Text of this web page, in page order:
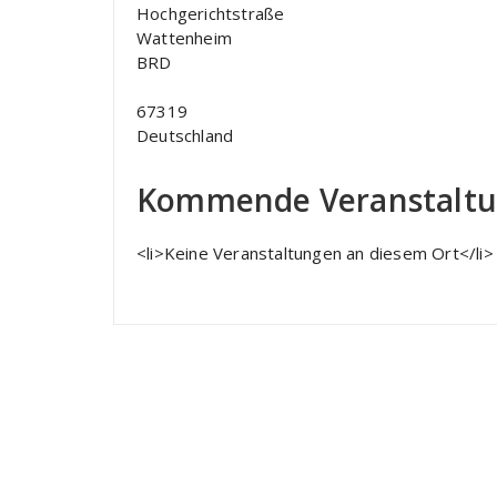
Hochgerichtstraße
Wattenheim
BRD
67319
Deutschland
Kommende
<li>Keine Veranstaltungen an diesem Ort</li>